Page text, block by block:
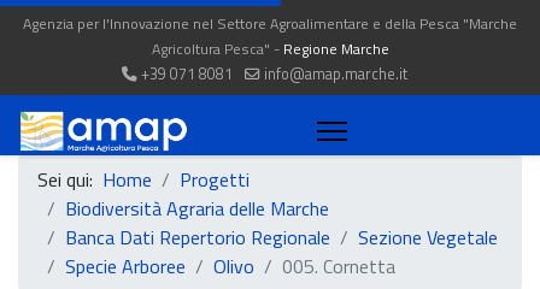
Agenzia per l'Innovazione nel Settore Agroalimentare e della Pesca "Marche
Agricoltura Pesca" - Regione Marche
+39 071 8081
info@amap.marche.it
Sei qui: Home
Progetti
Biodiversità Agraria delle Marche
Banca Dati Repertorio Regionale
Sezione Vegetale
Specie Arboree
Olivo 005. Cornetta